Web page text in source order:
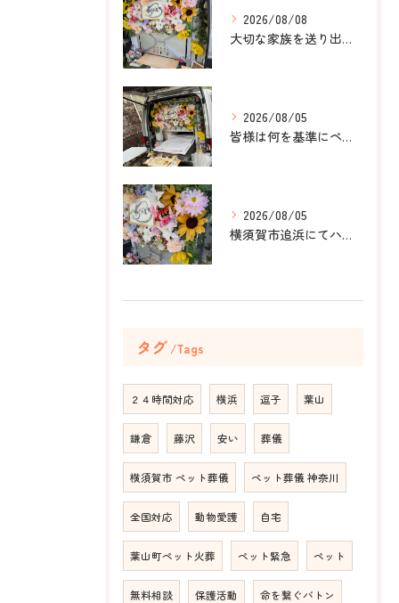
2026/08/08
大切な家族を送り出すお手伝いをしました。
2026/08/05
皆様は何を基準にペット葬儀社を選びますか？
2026/08/05
横須賀市追浜にてハムスターのみかんちゃんのペット火葬のお手伝...
タグ Tags
２４時間対応 横浜 逗子 葉山
鎌倉 藤沢 安い 葬儀
横須賀市 ペット葬儀 ペット葬儀 神奈川
全国対応 動物愛護 自宅
葉山町ペット火葬 ペット緊急 ペット
無料相談 保護活動 命を繋ぐバトン